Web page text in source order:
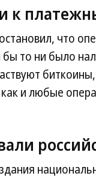
к
что
то ни было
и любые